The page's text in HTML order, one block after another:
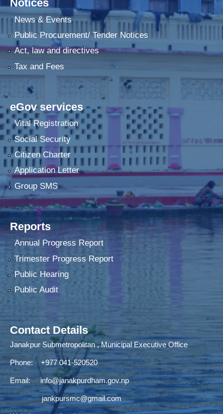
Notices
News & Events
Public Procurement/ Tender Notices
Act, law and directives
Tax and Fees
eGov services
Vital Registration
Social Security
Citizen Charter
Application Letter
Group SMS
Reports
Annual Progress Report
Trimester Progress Report
Public Hearing
Public Audit
Contact Details
Janakpur Submetropolitan , Municipal Executive Office
Phone: +977 041-520520
Email: info@janakpurdham.gov.np
jankpursmc@gmail.com